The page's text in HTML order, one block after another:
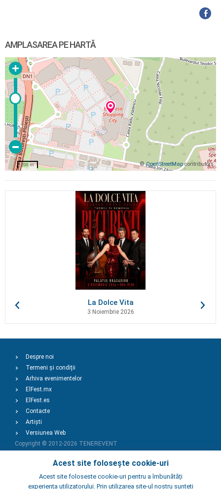
AMPLASAREA PE HARTĂ
©OpenStreetMapcontributors
200 m
La Dolce Vita
3 Noiembrie 2026
Acest site folosește cookie-uri
Acest site foloseste cookie-uri pentru a îmbunătăți
experiența utilizatorului. Prin utilizarea site-ul nostru sunteti
Despre noi
Termeni și condiții
Arhiva evenimentelor
ElFest.mx
ElFest.es
Contacte
Artiști
Versiunea Web
Copyright © 2012-2026 TENEREVENT
Adaugă Eveniment